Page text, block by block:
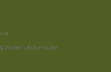
Widerrufsformular